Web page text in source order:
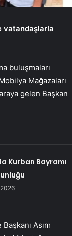
vatandaşlarla
buluşmaları
Mağazaları
gelen Başkan
Kurban Bayramı
Asım